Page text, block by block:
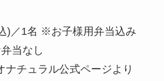
)／1名 ※お子様用弁当込み
当なし
ナチュラル公式ページより